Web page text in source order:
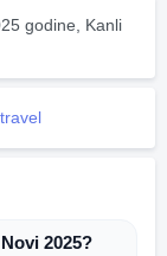
godine, Kanli
2025?